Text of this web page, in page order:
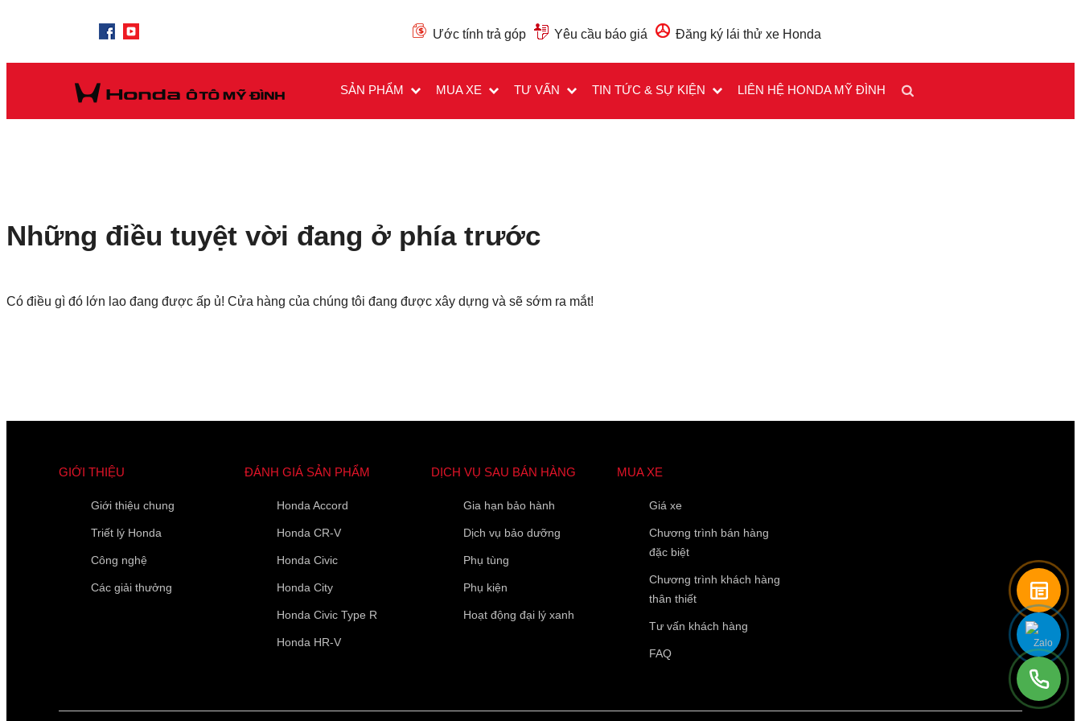
Ước tính trả góp Yêu cầu báo giá Đăng ký lái thử xe Honda
SẢN PHẨM MUA XE TƯ VẤN TIN TỨC & SỰ KIỆN LIÊN HỆ HONDA MỸ ĐÌNH
Những điều tuyệt vời đang ở phía trước
Có điều gì đó lớn lao đang được ấp ủ! Cửa hàng của chúng tôi đang được xây dựng và sẽ sớm ra mắt!
GIỚI THIỆU
Giới thiệu chung
Triết lý Honda
Công nghệ
Các giải thưởng
ĐÁNH GIÁ SẢN PHẨM
Honda Accord
Honda CR-V
Honda Civic
Honda City
Honda Civic Type R
Honda HR-V
DỊCH VỤ SAU BÁN HÀNG
Gia hạn bảo hành
Dịch vụ bảo dưỡng
Phụ tùng
Phụ kiện
Hoạt động đại lý xanh
MUA XE
Giá xe
Chương trình bán hàng
đặc biệt
Chương trình khách hàng
thân thiết
Tư vấn khách hàng
FAQ
10 của 10 Ký tự còn lại